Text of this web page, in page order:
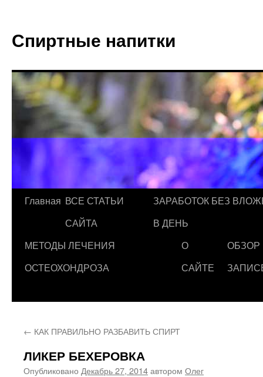
Спиртные напитки
Главная ВСЕ СТАТЬИ
САЙТА
ЗАРАБОТОК БЕЗ
В ДЕНЬ
МЕТОДЫ ЛЕЧЕНИЯ
ОСТЕОХОНДРОЗА
О
САЙТЕ
ОБЗОР
← КАК ПРАВИЛЬНО РАЗБАВИТЬ СПИРТ
ЛИКЕР БЕХЕРОВКА
Опубликовано Декабрь 27, 2014автором Олег